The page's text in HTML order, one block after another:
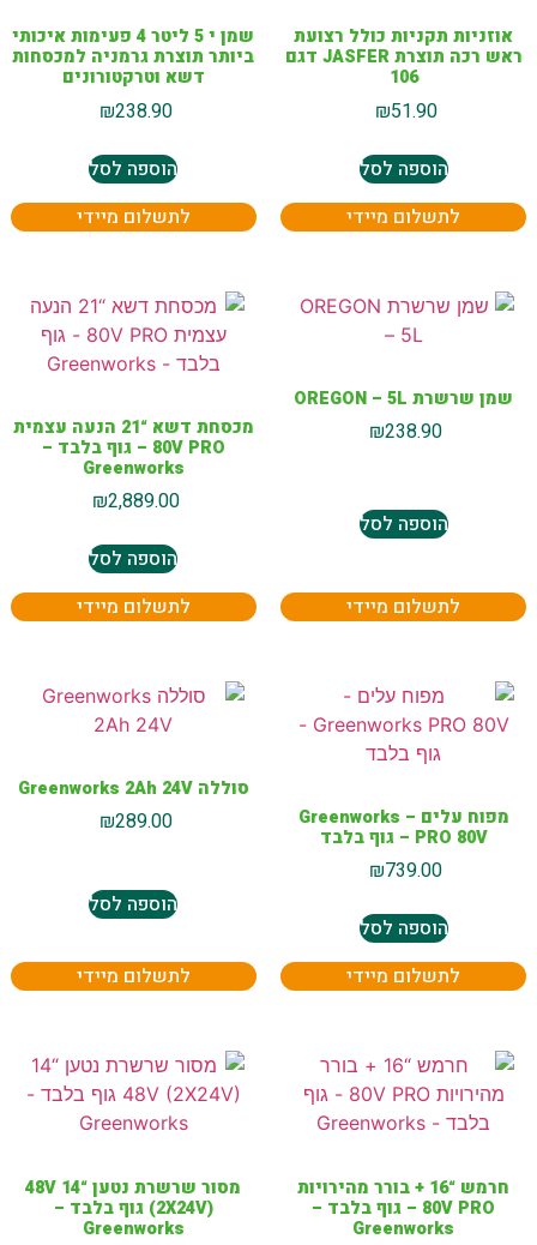
אוזניות תקניות כולל רצועת
ראש רכה תוצרת JASFER דגם
106
₪51.90
הוספה לסל
לתשלום מיידי
שמן י 5 ליטר 4 פעימות איכותי
ביותר תוצרת גרמניה למכסחות
דשא וטרקטורונים
₪238.90
הוספה לסל
לתשלום מיידי
שמן שרשרת OREGON – 5L
₪238.90
הוספה לסל
לתשלום מיידי
מכסחת דשא “21 הנעה עצמית
80V PRO – גוף בלבד –
Greenworks
₪2,889.00
הוספה לסל
לתשלום מיידי
מפוח עלים – Greenworks
PRO 80V – גוף בלבד
₪739.00
הוספה לסל
לתשלום מיידי
סוללה Greenworks 2Ah 24V
₪289.00
הוספה לסל
לתשלום מיידי
חרמש “16 + בורר מהירויות
80V PRO – גוף בלבד –
Greenworks
מסור שרשרת נטען “14 48V
(2X24V) גוף בלבד –
Greenworks